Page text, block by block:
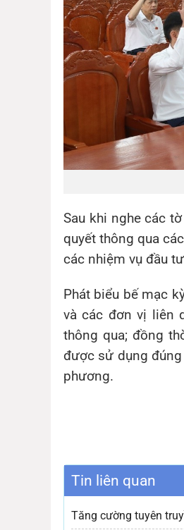
Sau khi nghe các
quyết thông qua
các nhiệm vụ đầu
Phát biểu bế mạc
và các đơn vị liên
thông qua; đồng
được sử dụng
phương.
Tin liên quan
Tăng cường tuyên